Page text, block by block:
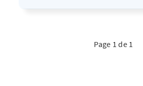
Page 1 de 1